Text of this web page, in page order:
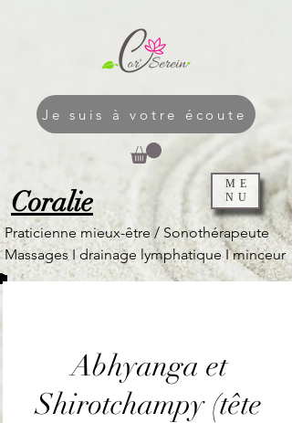
ME
NU
Praticienne mieux-être / Sonothérapeute
Massages Idrainage lymphatique Iminceur
Coralie
Je suis à votre écoute
Abhyanga et
Shirotchampy (tête